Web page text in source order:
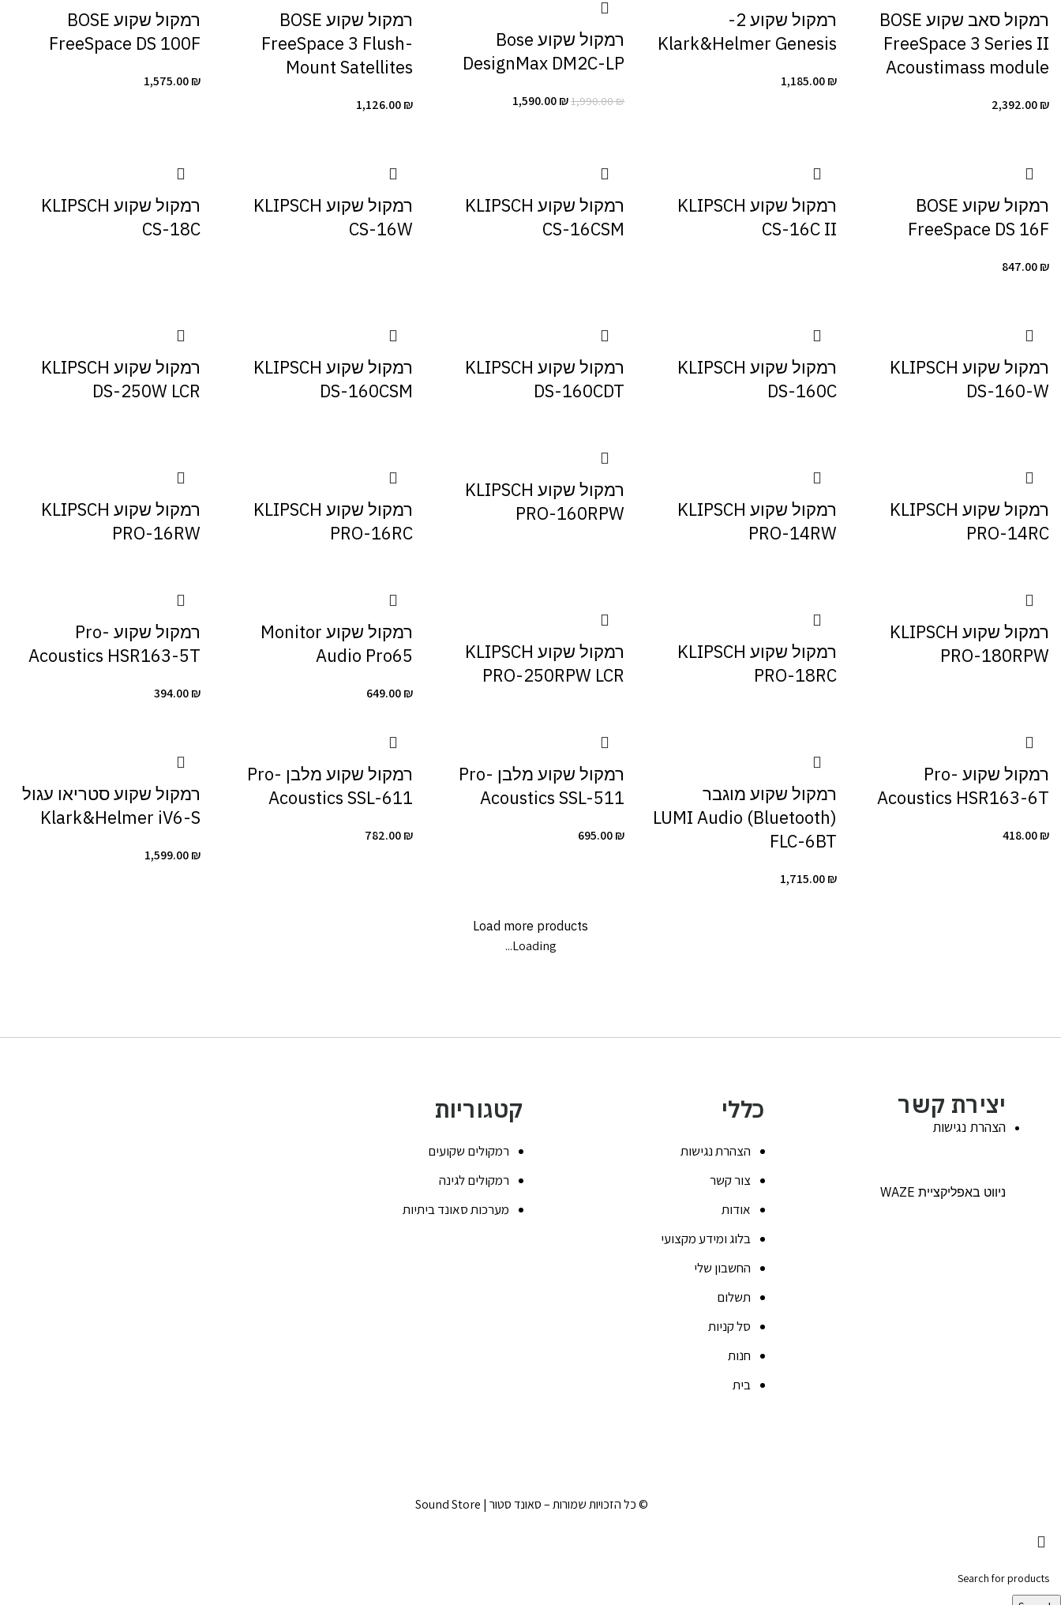
רמקול סאב שקוע BOSE
FreeSpace 3 Series II
Acoustimass module
2,392.00₪
רמקול שקוע 2-
Klark&Helmer Genesis
1,185.00₪
רמקול שקוע Bose
DesignMax DM2C-LP
1,990.00₪
1,590.00₪
רמקול שקוע BOSE
FreeSpace 3 Flush-
Mount Satellites
1,126.00₪
רמקול שקוע BOSE
FreeSpace DS 100F
1,575.00₪
רמקול שקוע BOSE
FreeSpace DS 16F
847.00₪
רמקול שקוע KLIPSCH
CS-16C II
רמקול שקוע KLIPSCH
CS-16CSM
רמקול שקוע KLIPSCH
CS-16W
רמקול שקוע KLIPSCH
CS-18C
רמקול שקוע KLIPSCH
DS-160-W
רמקול שקוע KLIPSCH
DS-160C
רמקול שקוע KLIPSCH
DS-160CDT
רמקול שקוע KLIPSCH
DS-160CSM
רמקול שקוע KLIPSCH
DS-250W LCR
רמקול שקוע KLIPSCH
PRO-14RC
רמקול שקוע KLIPSCH
PRO-14RW
רמקול שקוע KLIPSCH
PRO-160RPW
רמקול שקוע KLIPSCH
PRO-16RC
רמקול שקוע KLIPSCH
PRO-16RW
רמקול שקוע KLIPSCH
PRO-180RPW
רמקול שקוע KLIPSCH
PRO-18RC
רמקול שקוע KLIPSCH
PRO-250RPW LCR
רמקול שקוע Monitor
Audio Pro65
649.00₪
רמקול שקוע Pro-
Acoustics HSR163-5T
394.00₪
רמקול שקוע Pro-
Acoustics HSR163-6T
418.00₪
רמקול שקוע מוגבר
(Bluetooth) LUMI Audio
FLC-6BT
1,715.00₪
רמקול שקוע מלבן Pro-
Acoustics SSL-511
695.00₪
רמקול שקוע מלבן Pro-
Acoustics SSL-611
782.00₪
רמקול שקוע סטריאו עגול
Klark&Helmer iV6-S
1,599.00₪
Load more products
Loading...
יצירת קשר
הצהרת נגישות
ניווט באפליקציית WAZE
כללי
הצהרת נגישות
צור קשר
אודות
בלוג ומידע מקצועי
החשבון שלי
תשלום
סל קניות
חנות
בית
קטגוריות
רמקולים שקועים
רמקולים לגינה
מערכות סאונד ביתיות
© כל הזכויות שמורות – סאונד סטור | Sound Store